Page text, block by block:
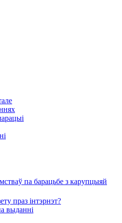
па барацьбе з карупцыяй
праз інтэрнэт?
выданні